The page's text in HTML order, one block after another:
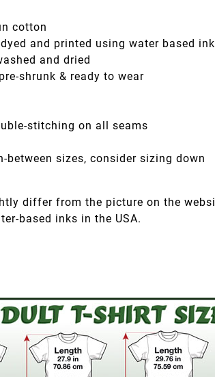
cotton
and printed using water based
and dried
shrunk & ready to wear
stitching on all seams
between sizes, consider sizing down
differ from the picture on the
based inks in the USA.